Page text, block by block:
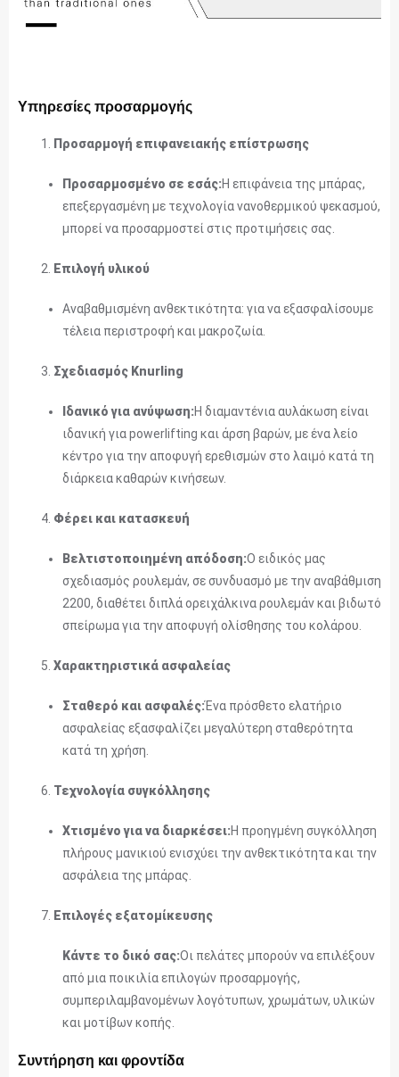
Υπηρεσίες προσαρμογής
Προσαρμογή επιφανειακής επίστρωσης
Προσαρμοσμένο σε εσάς:Η επιφάνεια της μπάρας,
επεξεργασμένη με τεχνολογία νανοθερμικού ψεκασμού,
μπορεί να προσαρμοστεί στις προτιμήσεις σας.
Επιλογή υλικού
Αναβαθμισμένη ανθεκτικότητα: για να εξασφαλίσουμε
τέλεια περιστροφή και μακροζωία.
Σχεδιασμός Knurling
Ιδανικό για ανύψωση:Η διαμαντένια αυλάκωση είναι
ιδανική για powerlifting και άρση βαρών, με ένα λείο
κέντρο για την αποφυγή ερεθισμών στο λαιμό κατά τη
διάρκεια καθαρών κινήσεων.
Φέρει και κατασκευή
Βελτιστοποιημένη απόδοση:Ο ειδικός μας
σχεδιασμός ρουλεμάν, σε συνδυασμό με την αναβάθμιση
2200, διαθέτει διπλά ορειχάλκινα ρουλεμάν και βιδωτό
σπείρωμα για την αποφυγή ολίσθησης του κολάρου.
Χαρακτηριστικά ασφαλείας
Σταθερό και ασφαλές:Ένα πρόσθετο ελατήριο
ασφαλείας εξασφαλίζει μεγαλύτερη σταθερότητα
κατά τη χρήση.
Τεχνολογία συγκόλλησης
Χτισμένο για να διαρκέσει:Η προηγμένη συγκόλληση
πλήρους μανικιού ενισχύει την ανθεκτικότητα και την
ασφάλεια της μπάρας.
Επιλογές εξατομίκευσης
Κάντε το δικό σας:Οι πελάτες μπορούν να επιλέξουν
από μια ποικιλία επιλογών προσαρμογής,
συμπεριλαμβανομένων λογότυπων, χρωμάτων, υλικών
και μοτίβων κοπής.
Συντήρηση και φροντίδα